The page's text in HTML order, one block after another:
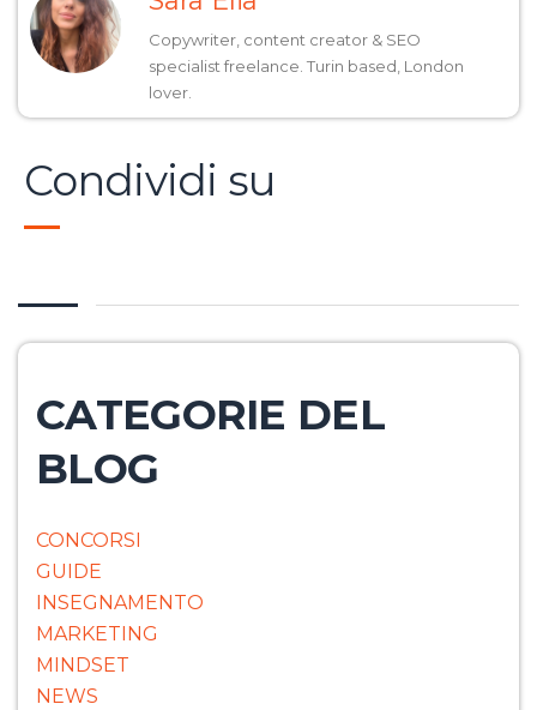
Copywriter, content creator & SEO
specialist freelance. Turin based, London
lover.
Condividi su
CATEGORIE DEL
BLOG
CONCORSI
GUIDE
INSEGNAMENTO
MARKETING
MINDSET
NEWS